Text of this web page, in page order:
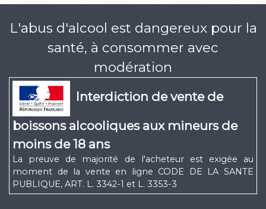
L'abus d'alcool est dangereux pour la
santé, à consommer avec
modération
Interdiction de vente de
boissons alcooliques aux mineurs de
moins de 18 ans
La preuve de majorité de l'acheteur est exigée au
moment de la vente en ligne CODE DE LA SANTE
PUBLIQUE, ART. L. 3342-1 et L. 3353-3